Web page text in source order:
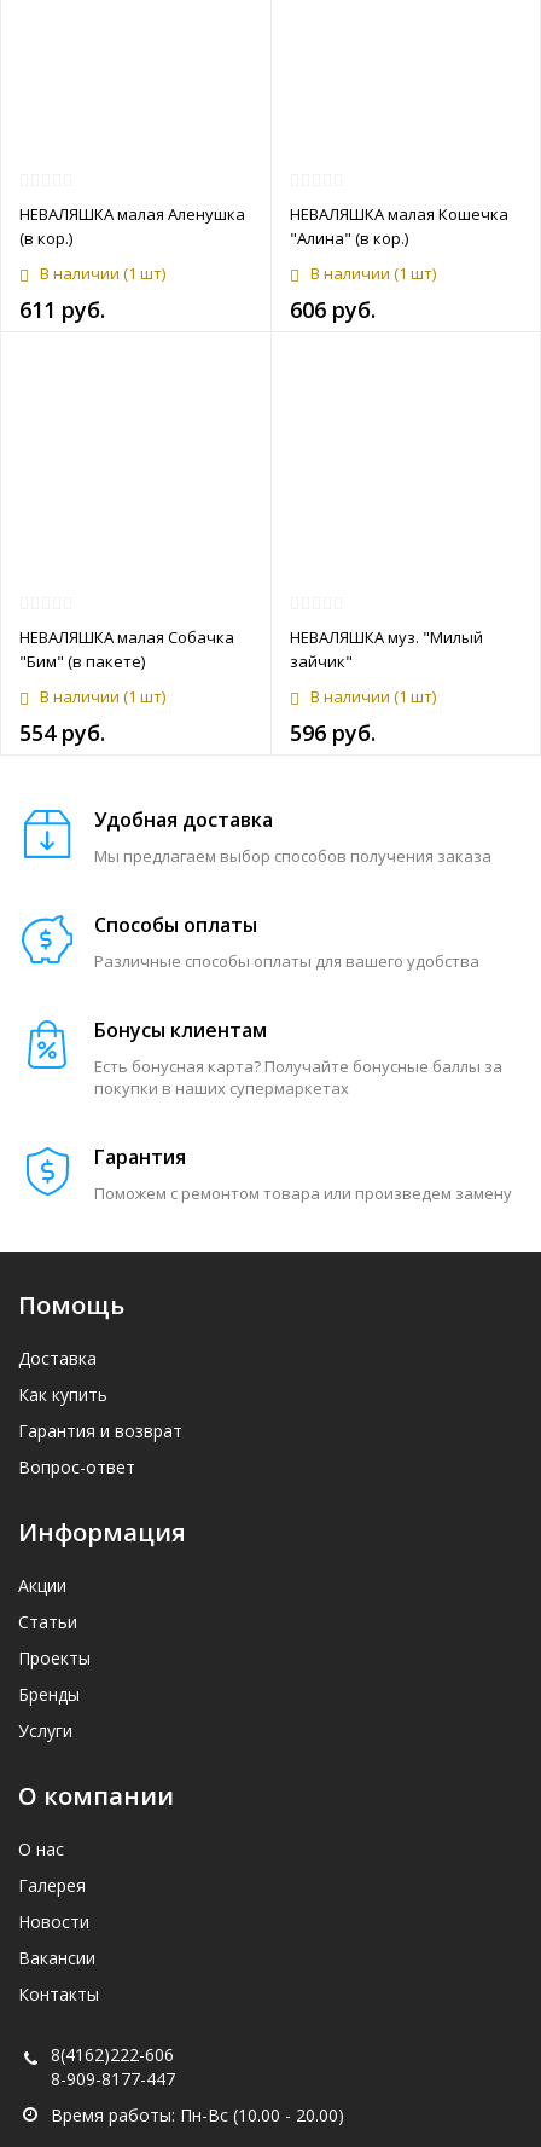
НЕВАЛЯШКА малая Аленушка
(в кор.)
В наличии (1 шт)
611 руб.
НЕВАЛЯШКА малая Кошечка
"Алина" (в кор.)
В наличии (1 шт)
606 руб.
НЕВАЛЯШКА малая Собачка
"Бим" (в пакете)
В наличии (1 шт)
554 руб.
НЕВАЛЯШКА муз. "Милый
зайчик"
В наличии (1 шт)
596 руб.
Удобная доставка
Мы предлагаем выбор способов получения заказа
Способы оплаты
Различные способы оплаты для вашего удобства
Бонусы клиентам
Есть бонусная карта? Получайте бонусные баллы за
покупки в наших супермаркетах
Гарантия
Поможем с ремонтом товара или произведем замену
Помощь
Доставка
Как купить
Гарантия и возврат
Вопрос-ответ
Информация
Акции
Статьи
Проекты
Бренды
Услуги
О компании
О нас
Галерея
Новости
Вакансии
Контакты
8(4162)222-606
8-909-8177-447
Время работы: Пн-Вс (10.00 - 20.00)